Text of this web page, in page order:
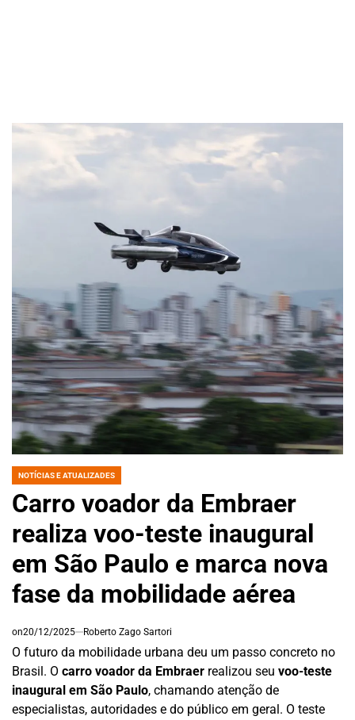
POSTED
NOTÍCIAS E ATUALIZADES
Carro voador da Embraer
realiza voo-teste inaugural
em São Paulo e marca nova
fase da mobilidade aérea
on20/12/2025 Roberto Zago Sartori
O futuro da mobilidade urbana deu um passo concreto no
Brasil. O carro voador da Embraer realizou seu voo-teste
inaugural em São Paulo, chamando atenção de
especialistas, autoridades e do público em geral. O teste